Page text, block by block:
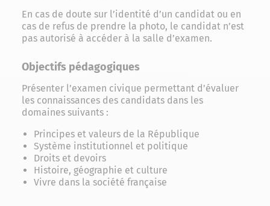
En cas de doute sur l’identité d’un candidat ou en
cas de refus de prendre la photo, le candidat n’est
pas autorisé à accéder à la salle d’examen.
Objectifs pédagogiques
Présenter l’examen civique permettant d’évaluer
les connaissances des candidats dans les
domaines suivants :
Principes et valeurs de la République
Système institutionnel et politique
Droits et devoirs
Histoire, géographie et culture
Vivre dans la société française